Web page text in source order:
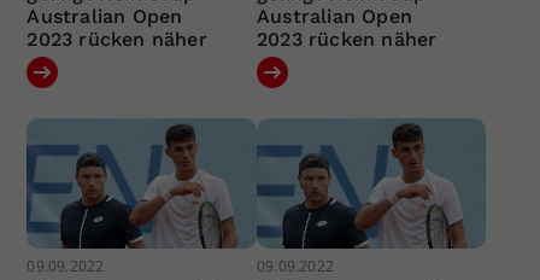
Australian Open
2023 rücken näher
Australian Open
2023 rücken näher
09.09.2022 09.09.2022